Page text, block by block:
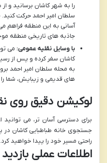
را به شهر کاشان برسانید و
سلطان امیر احمد حرکت
آسانی به این منطقه فراهم
جاذبه های تاریخی منطقه
با وسایل نقلیه عمومی: می
کاشان سفر کرده و پس از
به محله سلطان امیر احمد
های قدیمی و زیبایش، شما
لوکیشن دقیق روی
برای دسترسی آسان تر، می توانید
راحتی مسیر خود را پیدا خواهید کرد.
اطلاعات عملی بازدید